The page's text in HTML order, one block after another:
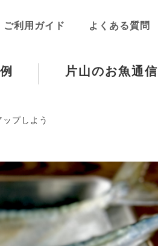
ご利用ガイド よくある質問
片山のお魚通信
プしよう